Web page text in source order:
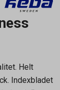
Helt
Indexbladet